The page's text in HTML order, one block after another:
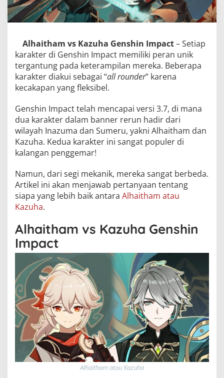
Alhaitham vs Kazuha Genshin Impact– Setiap
karakter di Genshin Impact memiliki peran unik
tergantung pada keterampilan mereka. Beberapa
karakter diakui sebagai “all rounder” karena
kecakapan yang fleksibel.
Genshin Impact telah mencapai versi 3.7, di mana
dua karakter dalam banner rerun hadir dari
wilayah Inazuma dan Sumeru, yakni Alhaitham dan
Kazuha. Kedua karakter ini sangat populer di
kalangan penggemar!
Namun, dari segi mekanik, mereka sangat berbeda.
Artikel ini akan menjawab pertanyaan tentang
siapa yang lebih baik antara Alhaitham atau
Kazuha.
Alhaitham vs Kazuha Genshin
Impact
Alhaitham atau Kazuha